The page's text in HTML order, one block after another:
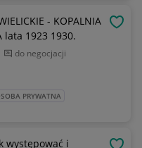
SOLI WIELICZKA lata 1923 1930.
do negocjacji
PRYWATNA
występować i